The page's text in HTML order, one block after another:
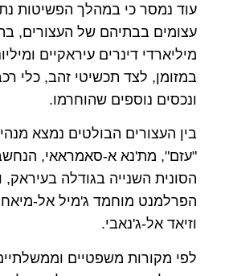
עוד נמסר כי במהלך הפשיטות
עצומים בבתיהם של העצורים,
מיליארדי דינרים עיראקיים
במזומן, לצד תכשיטי זהב, כלי
ונכסים נוספים שהוחרמו.
בין העצורים הבולטים נמצא
"עזם", מת'נא א-סאמראאי,
הסונית השנייה בגודלה בעיראק,
הפרלמנט מוחמד ג'מיל אל-
וזיאד אל-ג'נאבי.
לפי מקורות משפטיים